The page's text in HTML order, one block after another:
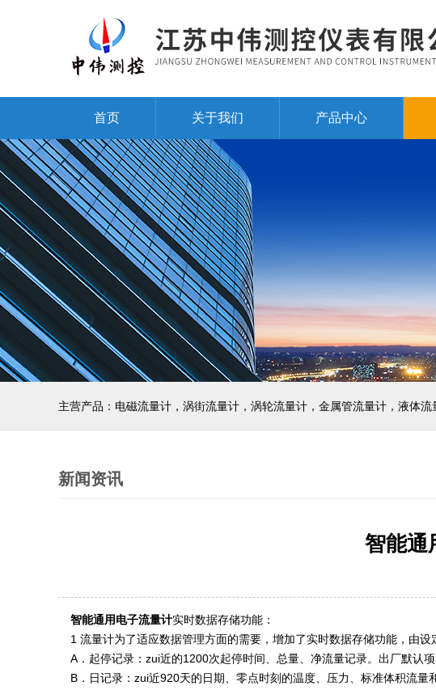
首页 关于我们 产品中心
主营产品：电磁流量计，涡街流量计，涡轮流量计，金属管流量计，液体
新闻资讯
智能通
智能通用电子流量计实时数据存储功能 ：
1 流量计为了适应数据管理方面的需要，增加了实时数据存储功能，由设
A．起停记录：zui近的1200次起停时间、总量、净流量记录。出厂默认
B．日记录：zui近920天的日期、零点时刻的温度、压力、标准体积流量